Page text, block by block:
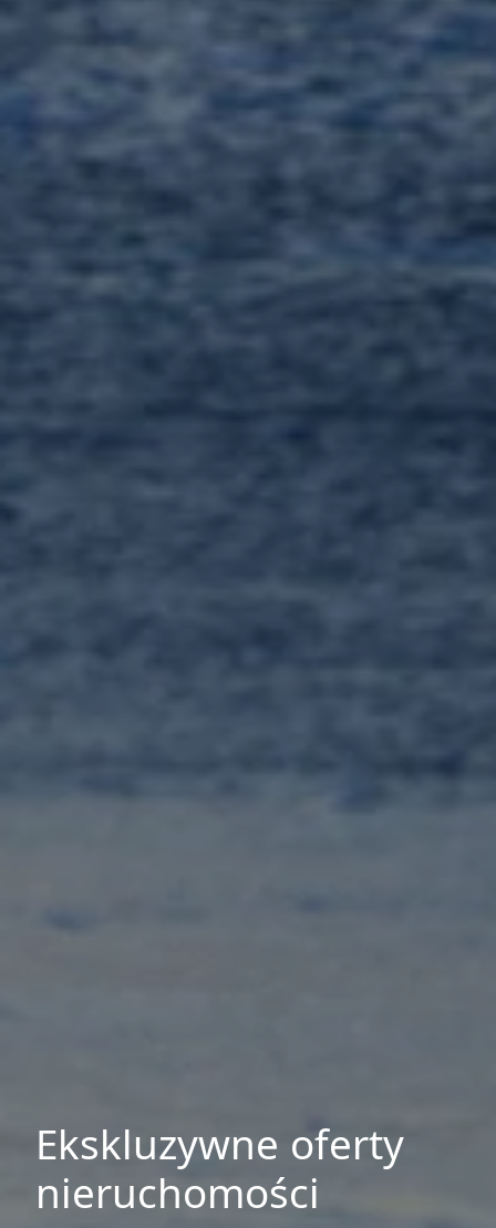
Ekskluzywne oferty
nieruchomości